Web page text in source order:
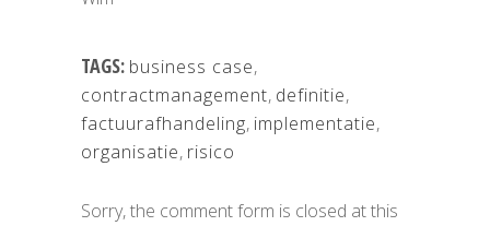
TAGS: business case,
contractmanagement, definitie,
factuurafhandeling, implementatie,
organisatie, risico
Sorry, the comment form is closed at this